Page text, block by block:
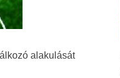
alakulását